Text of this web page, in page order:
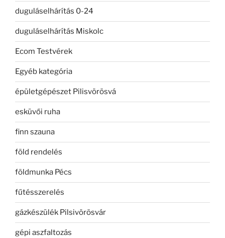
duguláselhárítás 0-24
duguláselhárítás Miskolc
Ecom Testvérek
Egyéb kategória
épületgépészet Pilisvörösvá
esküvői ruha
finn szauna
föld rendelés
földmunka Pécs
fűtésszerelés
gázkészülék Pilsivörösvár
gépi aszfaltozás